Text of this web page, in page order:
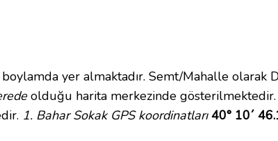
yer almaktadır. Semt/Mahalle olarak
olduğu harita merkezinde gösterilmektedir.
1. Bahar Sokak GPS koordinatları 40° 10´